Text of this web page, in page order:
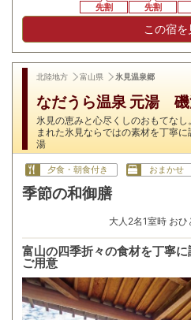
先割 先割
この宿を
北陸地方 富山県 氷見温泉郷
なだうら温泉 元湯
氷見の恵みと心尽くしのおもてな
まれた氷見ならではの素材を丁寧
湯
夕食・朝食付き おまかせ
季節の和御膳
大人 2名1室時 おひ
富山の四季折々の食材を丁寧
ご用意